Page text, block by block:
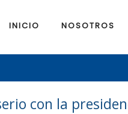
INICIO NOSOTROS
con la